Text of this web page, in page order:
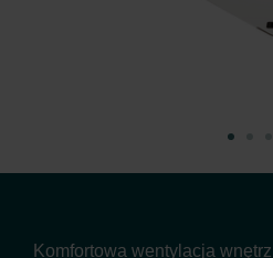
Komfortowa wentylacja wnętrz